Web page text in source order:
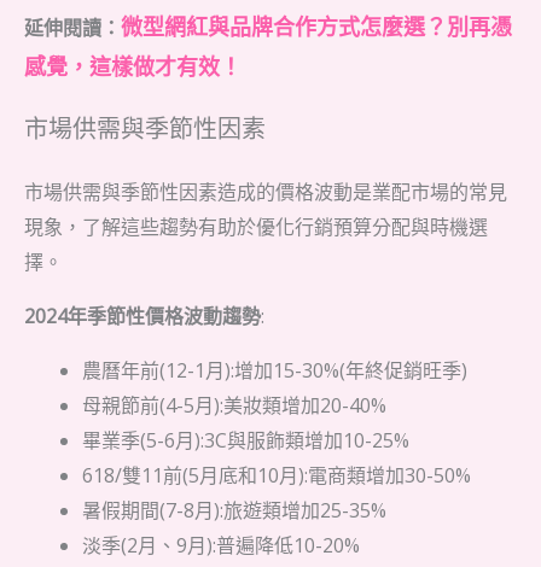
延伸閱讀： 微型網紅與品牌合作方式怎麼選？別再憑
感覺，這樣做才有效！
市場供需與季節性因素
市場供需與季節性因素造成的價格波動是業配市場的常見
現象，了解這些趨勢有助於優化行銷預算分配與時機選
擇。
2024年季節性價格波動趨勢:
農曆年前(12-1月):增加15-30%(年終促銷旺季)
母親節前(4-5月):美妝類增加20-40%
畢業季(5-6月):3C與服飾類增加10-25%
618/雙11前(5月底和10月):電商類增加30-50%
暑假期間(7-8月):旅遊類增加25-35%
淡季(2月、9月):普遍降低10-20%